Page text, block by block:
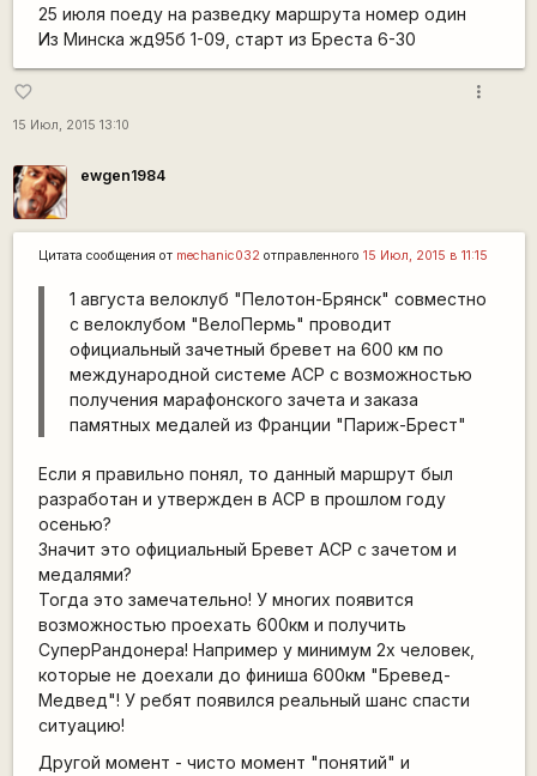
25 июля поеду на разведку маршрута номер один
Из Минска жд95б 1-09, старт из Бреста 6-30
favorite_border
15 Июл, 2015 13:10
more_vert
ewgen1984
Цитата сообщения от mechanic032 отправленного 15 Июл, 2015 в 11:15
1 августа велоклуб "Пелотон-Брянск" совместно
с велоклубом "ВелоПермь" проводит
официальный зачетный бревет на 600 км по
международной системе ACP с возможностью
получения марафонского зачета и заказа
памятных медалей из Франции "Париж-Брест"
Если я правильно понял, то данный маршрут был
разработан и утвержден в АСР в прошлом году
осенью?
Значит это официальный Бревет АСР с зачетом и
медалями?
Тогда это замечательно! У многих появится
возможностью проехать 600км и получить
СуперРандонера! Например у минимум 2х человек,
которые не доехали до финиша 600км "Бревед-
Медвед"! У ребят появился реальный шанс спасти
ситуацию!
Другой момент - чисто момент "понятий" и